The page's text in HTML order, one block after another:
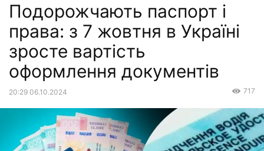
Подорожчають паспорт і
права: з 7 жовтня в Україні
зросте вартість
оформлення документів
20:29 06.10.2024 717